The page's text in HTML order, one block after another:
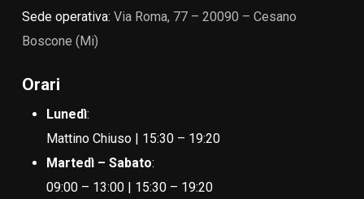
Sede operativa: Via Roma, 77 – 20090 – Cesano
Boscone (Mi)
Orari
Lunedì:
Mattino Chiuso | 15:30 – 19:20
Martedì – Sabato:
09:00 – 13:00 | 15:30 – 19:20